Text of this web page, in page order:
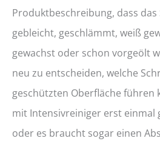
Produktbeschreibung, dass das
gebleicht, geschlämmt, weiß
gewachst oder schon vorgeölt
neu zu entscheiden, welche
geschützten Oberfläche führen
mit Intensivreiniger erst einmal
oder es braucht sogar einen